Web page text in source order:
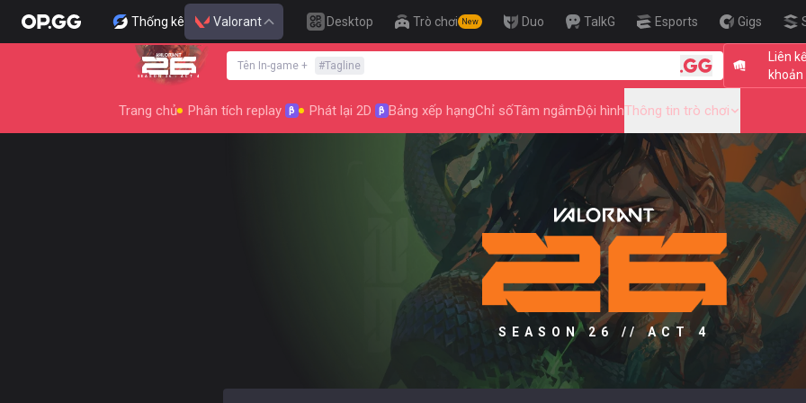
Thống kê Valorant Desktop Trò chơi New Duo TalkG Esports Gigs
SEASON 26 : ACT 4
Tên In-game + #Tagline
Liên
khoản
🎯 Level
Trang chủ Phân tích replay β Phát lại 2D β Bảng xếp hạngChỉ sốTâm ngắmĐội hìnhThông tin trò chơi
SEASON 26 // ACT 4